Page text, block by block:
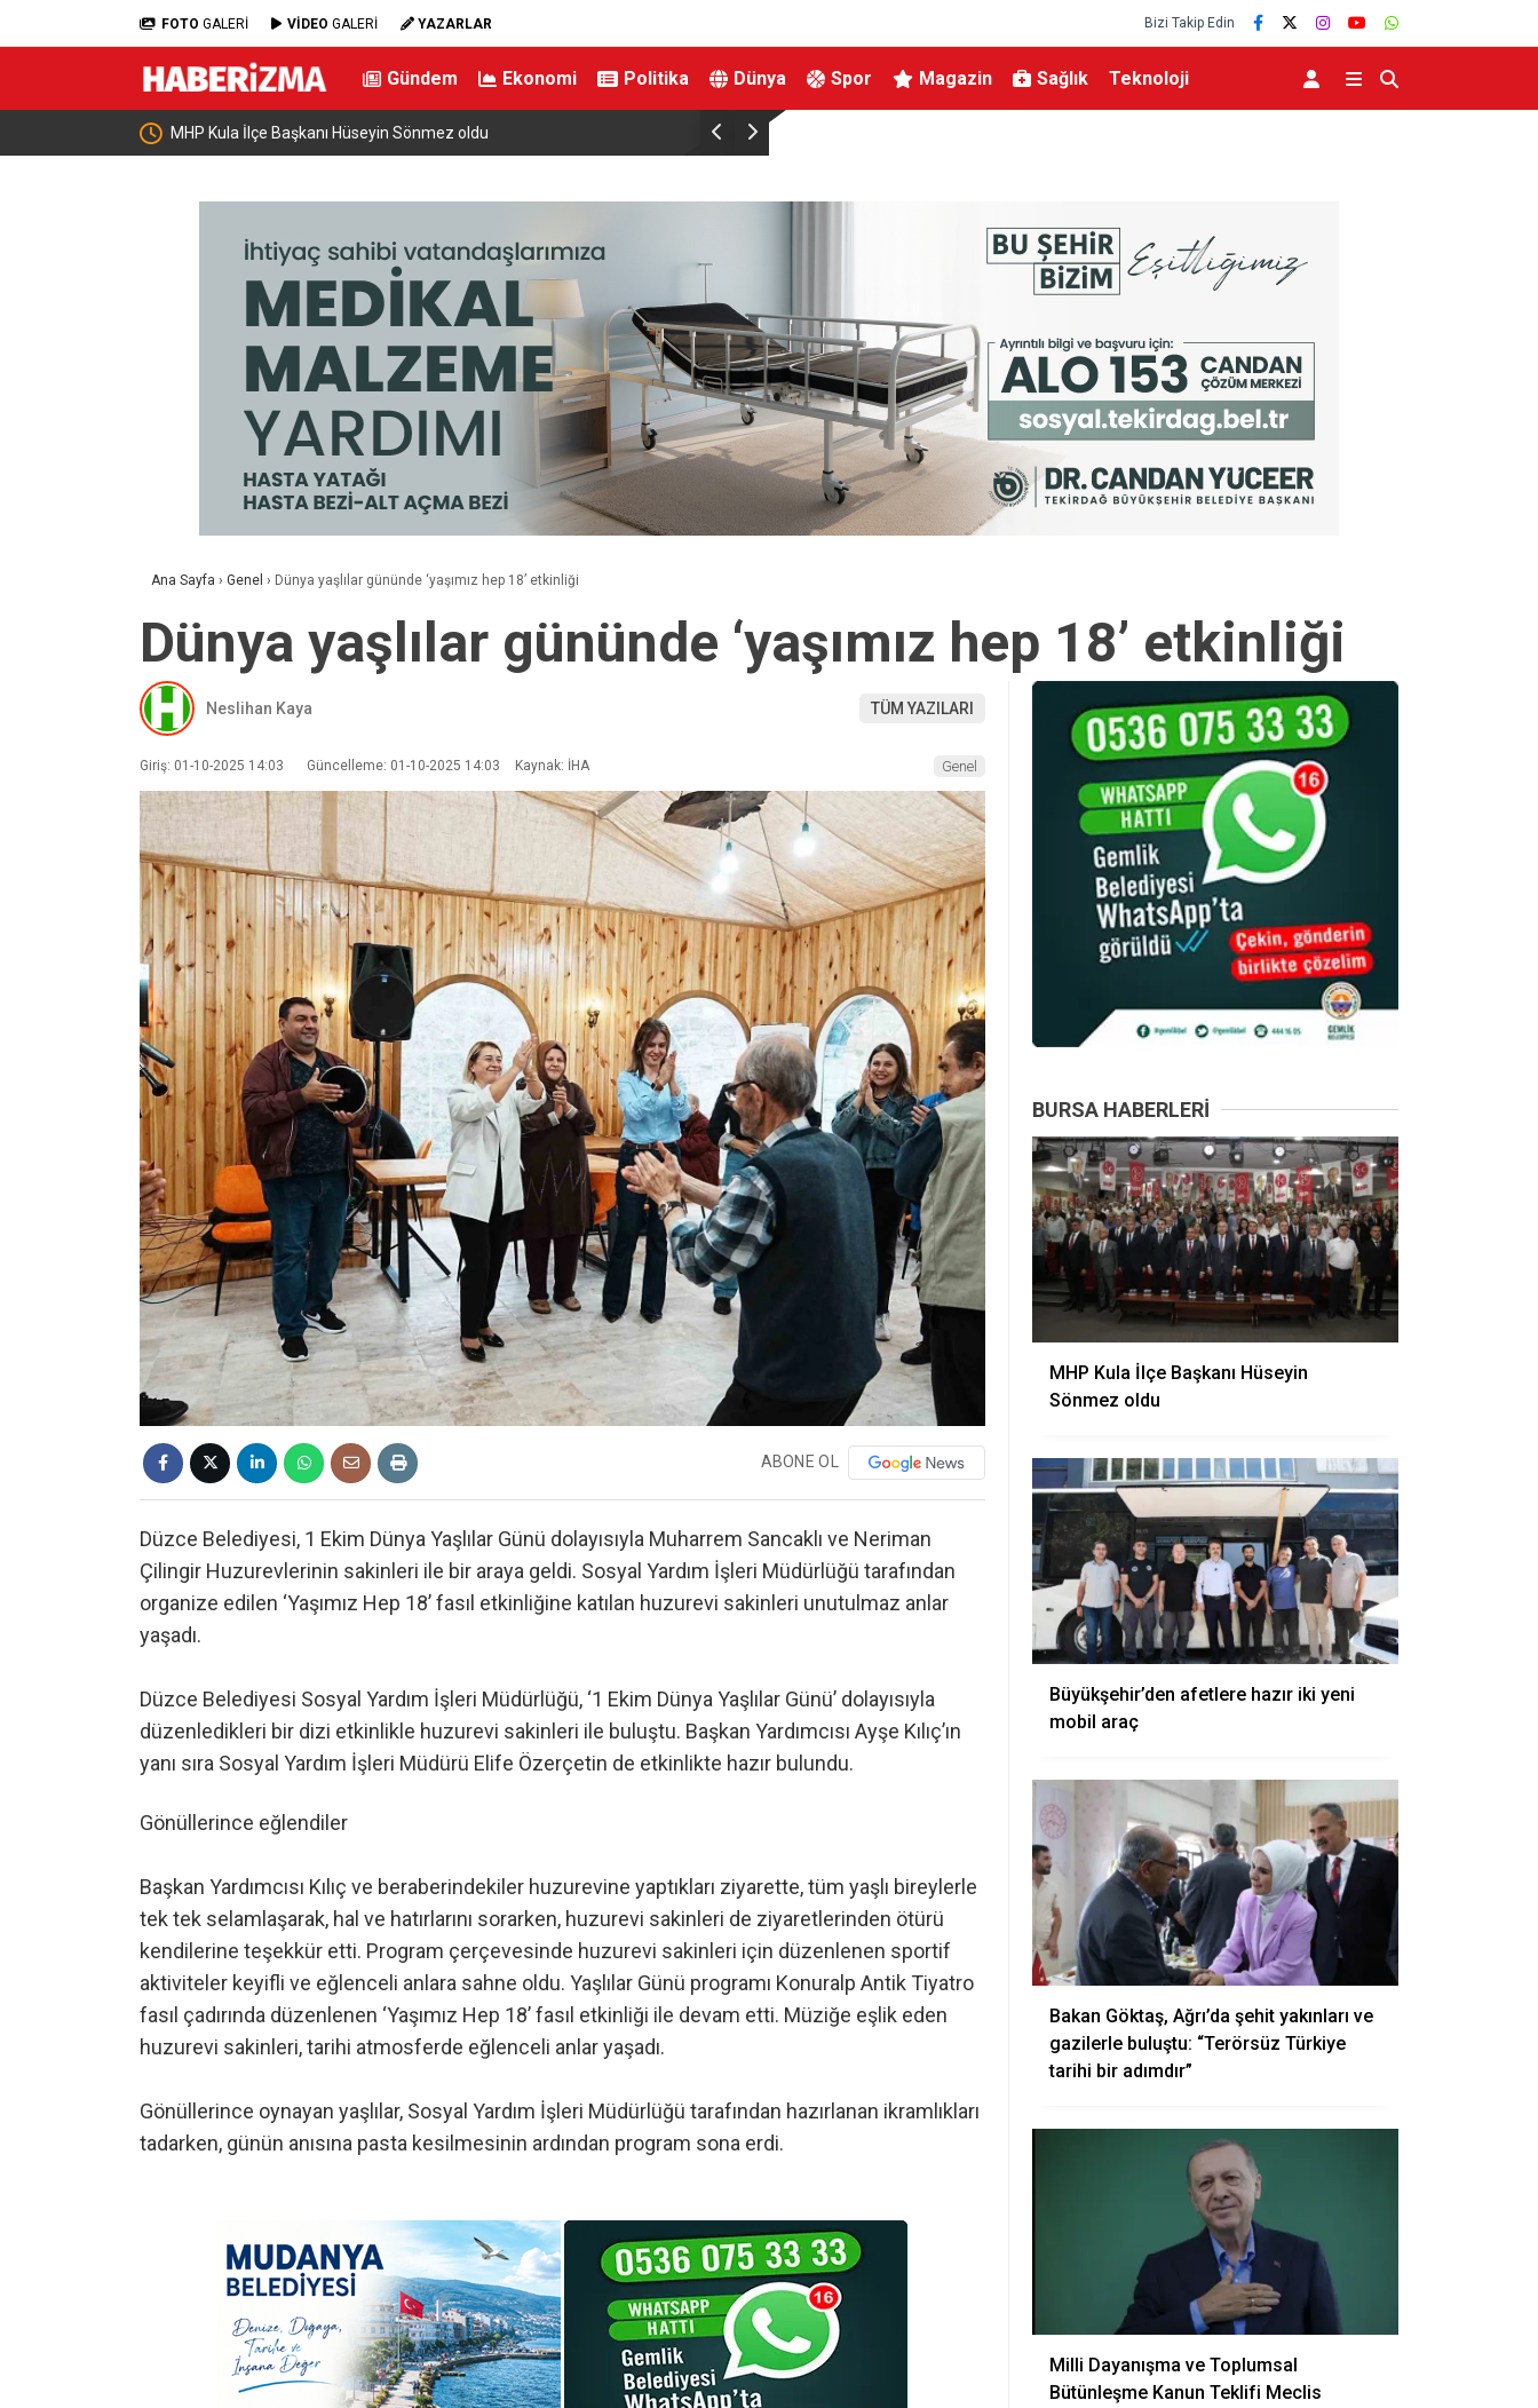
FOTO GALERİ VİDEO GALERİ YAZARLAR Bizi Takip Edin
Gündem Ekonomi Politika Dünya Spor Magazin Sağlık Teknoloji
Büyükşehir’den afetlere hazır iki yeni mobil araç Bakan Göktaş, Ağrı’da şehit yakınları ve gazilerle buluştu: “Terörsüz
Ana Sayfa › Genel › Dünya yaşlılar gününde ‘yaşımız hep 18’ etkinliği
Dünya yaşlılar gününde ‘yaşımız hep 18’ etkinliği
Neslihan Kaya TÜM YAZILARI
Giriş: 01-10-2025 14:03 Güncelleme: 01-10-2025 14:03 Kaynak: İHA Genel
ABONE OL
Düzce Belediyesi, 1 Ekim Dünya Yaşlılar Günü dolayısıyla Muharrem Sancaklı ve Neriman
Çilingir Huzurevlerinin sakinleri ile bir araya geldi. Sosyal Yardım İşleri Müdürlüğü tarafından
organize edilen ‘Yaşımız Hep 18’ fasıl etkinliğine katılan huzurevi sakinleri unutulmaz anlar
yaşadı.
Düzce Belediyesi Sosyal Yardım İşleri Müdürlüğü, ‘1 Ekim Dünya Yaşlılar Günü’ dolayısıyla
düzenledikleri bir dizi etkinlikle huzurevi sakinleri ile buluştu. Başkan Yardımcısı Ayşe Kılıç’ın
yanı sıra Sosyal Yardım İşleri Müdürü Elife Özerçetin de etkinlikte hazır bulundu.
Gönüllerince eğlendiler
Başkan Yardımcısı Kılıç ve beraberindekiler huzurevine yaptıkları ziyarette, tüm yaşlı bireylerle
tek tek selamlaşarak, hal ve hatırlarını sorarken, huzurevi sakinleri de ziyaretlerinden ötürü
kendilerine teşekkür etti. Program çerçevesinde huzurevi sakinleri için düzenlenen sportif
aktiviteler keyifli ve eğlenceli anlara sahne oldu. Yaşlılar Günü programı Konuralp Antik Tiyatro
fasıl çadırında düzenlenen ‘Yaşımız Hep 18’ fasıl etkinliği ile devam etti. Müziğe eşlik eden
huzurevi sakinleri, tarihi atmosferde eğlenceli anlar yaşadı.
Gönüllerince oynayan yaşlılar, Sosyal Yardım İşleri Müdürlüğü tarafından hazırlanan ikramlıkları
tadarken, günün anısına pasta kesilmesinin ardından program sona erdi.
BURSA HABERLERI
MHP Kula İlçe Başkanı Hüseyin
Sönmez oldu
Büyükşehir’den afetlere hazır iki yeni
mobil araç
Bakan Göktaş, Ağrı’da şehit yakınları ve
gazilerle buluştu: “Terörsüz Türkiye
tarihi bir adımdır”
Milli Dayanışma ve Toplumsal
Bütünleşme Kanun Teklifi Meclis